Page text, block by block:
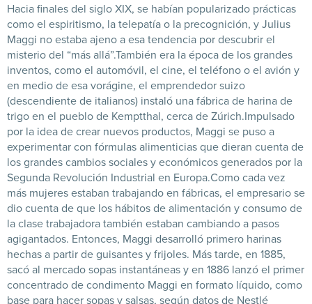
Hacia finales del siglo XIX, se habían popularizado prácticas
como el espiritismo, la telepatía o la precognición, y Julius
Maggi no estaba ajeno a esa tendencia por descubrir el
misterio del “más allá”.También era la época de los grandes
inventos, como el automóvil, el cine, el teléfono o el avión y
en medio de esa vorágine, el emprendedor suizo
(descendiente de italianos) instaló una fábrica de harina de
trigo en el pueblo de Kemptthal, cerca de Zúrich.Impulsado
por la idea de crear nuevos productos, Maggi se puso a
experimentar con fórmulas alimenticias que dieran cuenta de
los grandes cambios sociales y económicos generados por la
Segunda Revolución Industrial en Europa.Como cada vez
más mujeres estaban trabajando en fábricas, el empresario se
dio cuenta de que los hábitos de alimentación y consumo de
la clase trabajadora también estaban cambiando a pasos
agigantados. ​ Entonces, Maggi desarrolló primero harinas
hechas a partir de guisantes y frijoles. Más tarde, en 1885,
sacó al mercado sopas instantáneas y en 1886 lanzó el primer
concentrado de condimento Maggi en formato líquido, como
base para hacer sopas y salsas, según datos de Nestlé